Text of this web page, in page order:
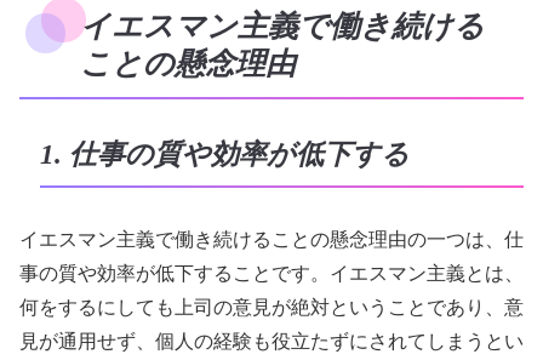
イエスマン主義で働き続ける
ことの懸念理由
1. 仕事の質や効率が低下する
イエスマン主義で働き続けることの懸念理由の一つは、仕
事の質や効率が低下することです。イエスマン主義とは、
何をするにしても上司の意見が絶対ということであり、意
見が通用せず、個人の経験も役立たずにされてしまうとい